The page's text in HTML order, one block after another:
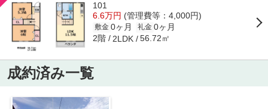
101
6.6万円 (管理費等：4,000円)
敷金 0ヶ月 礼金 0ヶ月
2階 2LDK 56.72㎡
成約済み一覧